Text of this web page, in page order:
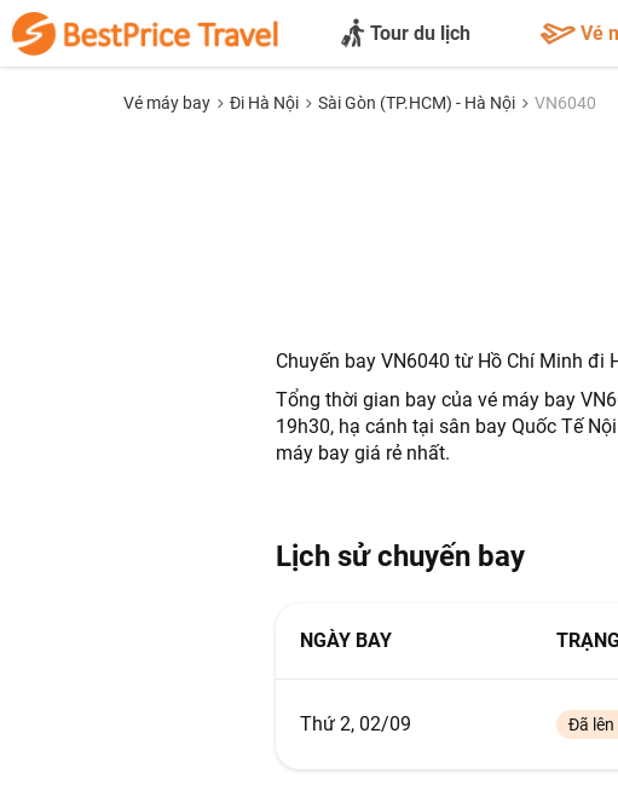
Tour du lịch Vé
Vé máy bay Đi Hà Nội Sài Gòn (TP.HCM) - Hà Nội VN6040
Chuyến bay VN6040 từ Hồ Chí Minh đi
Tổng thời gian bay của vé máy bay
19h30, hạ cánh tại sân bay Quốc Tế
máy bay giá rẻ nhất.
Lịch sử chuyến bay
NGÀY BAY
Thứ 2, 02/09 Đã lên